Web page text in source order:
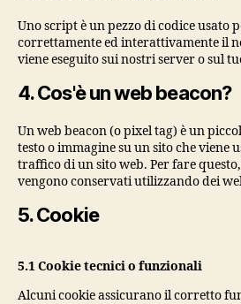
Uno script è un pezzo di codice usato
correttamente ed interattivamente il
viene eseguito sui nostri server o sul
4. Cos'è un web beacon?
Un web beacon (o pixel tag) è un
testo o immagine su un sito che viene
traffico di un sito web. Per fare
vengono conservati utilizzando dei
5. Cookie
5.1 Cookie tecnici o funzionali
Alcuni cookie assicurano il corretto